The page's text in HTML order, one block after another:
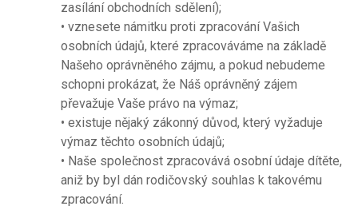
zasílání obchodních sdělení);
• vznesete námitku proti zpracování Vašich
osobních údajů, které zpracováváme na základě
Našeho oprávněného zájmu, a pokud nebudeme
schopni prokázat, že Náš oprávněný zájem
převažuje Vaše právo na výmaz;
• existuje nějaký zákonný důvod, který vyžaduje
výmaz těchto osobních údajů;
• Naše společnost zpracovává osobní údaje dítěte,
aniž by byl dán rodičovský souhlas k takovému
zpracování.